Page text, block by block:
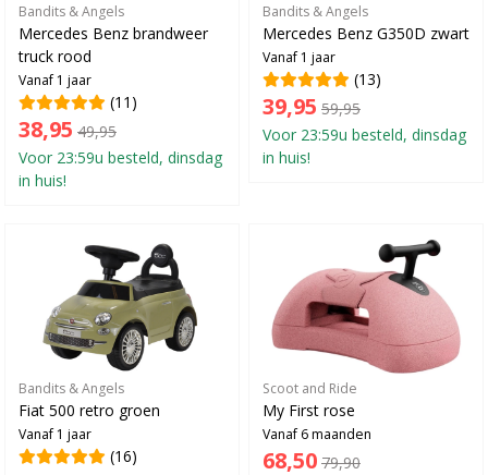
Bandits & Angels
Mercedes Benz brandweer
truck rood
Vanaf 1 jaar
(11)
38,95 49,95
Voor 23:59u besteld, dinsdag
in huis!
Bandits & Angels
Mercedes Benz G350D zwart
Vanaf 1 jaar
(13)
39,95 59,95
Voor 23:59u besteld, dinsdag
in huis!
Bandits & Angels
Fiat 500 retro groen
Vanaf 1 jaar
(16)
Scoot and Ride
My First rose
Vanaf 6 maanden
68,50 79,90